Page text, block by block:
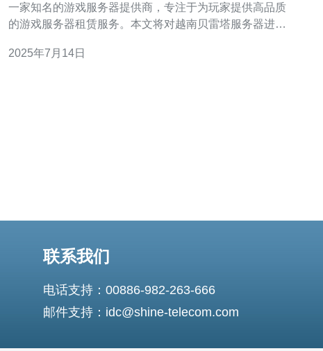
一家知名的游戏服务器提供商，专注于为玩家提供高品质
的游戏服务器租赁服务。本文将对越南贝雷塔服务器进行
服务器租赁服务，包括Minecraft、CS:GO、GTA5等热门
2025年7月14日
联系我们
电话支持：00886-982-263-666
邮件支持：idc@shine-telecom.com